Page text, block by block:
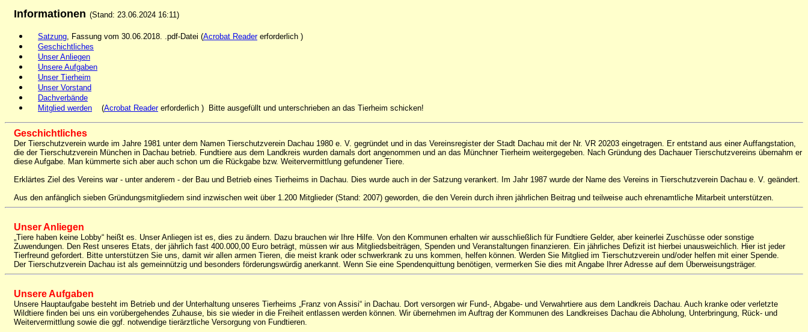
Informationen (Stand: 23.06.2024 16:11)
Satzung, Fassung vom 30.06.2018. .pdf-Datei (Acrobat Readererforderlich )
Geschichtliches
Unser Anliegen
Unsere Aufgaben
Unser Tierheim
Unser Vorstand
Dachverbände
Mitglied werden (Acrobat Readererforderlich ) Bitte ausgefüllt und unterschrieben an das Tierheim schicken!
Geschichtliches
Der Tierschutzverein wurde im Jahre 1981 unter dem Namen Tierschutzverein Dachau 1980 e. V. gegründet und in das Vereinsregister der Stadt Dachau mit der Nr. VR 20203 eingetragen. Er entstand aus einer Auffangstation,
die der Tierschutzverein München in Dachau betrieb. Fundtiere aus dem Landkreis wurden damals dort angenommen und an das Münchner Tierheim weitergegeben. Nach Gründung des Dachauer Tierschutzvereins übernahm er
diese Aufgabe. Man kümmerte sich aber auch schon um die Rückgabe bzw. Weitervermittlung gefundener Tiere.
Erklärtes Ziel des Vereins war - unter anderem - der Bau und Betrieb eines Tierheims in Dachau. Dies wurde auch in der Satzung verankert. Im Jahr 1987 wurde der Name des Vereins in Tierschutzverein Dachau e. V. geändert.
Aus den anfänglich sieben Gründungsmitgliedern sind inzwischen weit über 1.200 Mitglieder (Stand: 2007) geworden, die den Verein durch ihren jährlichen Beitrag und teilweise auch ehrenamtliche Mitarbeit unterstützen.
Unser Anliegen
„Tiere haben keine Lobby“ heißt es. Unser Anliegen ist es, dies zu ändern. Dazu brauchen wir Ihre Hilfe. Von den Kommunen erhalten wir ausschließlich für Fundtiere Gelder, aber keinerlei Zuschüsse oder sonstige
Zuwendungen. Den Rest unseres Etats, der jährlich fast 400.000,00 Euro beträgt, müssen wir aus Mitgliedsbeiträgen, Spenden und Veranstaltungen finanzieren. Ein jährliches Defizit ist hierbei unausweichlich. Hier ist jeder
Tierfreund gefordert. Bitte unterstützen Sie uns, damit wir allen armen Tieren, die meist krank oder schwerkrank zu uns kommen, helfen können. Werden Sie Mitglied im Tierschutzverein und/oder helfen mit einer Spende.
Der Tierschutzverein Dachau ist als gemeinnützig und besonders förderungswürdig anerkannt. Wenn Sie eine Spendenquittung benötigen, vermerken Sie dies mit Angabe Ihrer Adresse auf dem Überweisungsträger.
Unsere Aufgaben
Unsere Hauptaufgabe besteht im Betrieb und der Unterhaltung unseres Tierheims „Franz von Assisi“ in Dachau. Dort versorgen wir Fund-, Abgabe- und Verwahrtiere aus dem Landkreis Dachau. Auch kranke oder verletzte
Wildtiere finden bei uns ein vorübergehendes Zuhause, bis sie wieder in die Freiheit entlassen werden können. Wir übernehmen im Auftrag der Kommunen des Landkreises Dachau die Abholung, Unterbringung, Rück- und
Weitervermittlung sowie die ggf. notwendige tierärztliche Versorgung von Fundtieren.